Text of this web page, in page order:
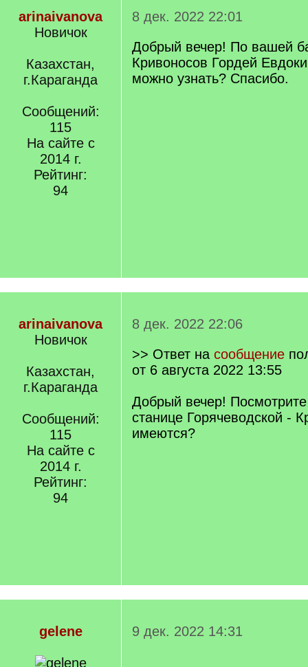
arinaivanova
Новичок
Казахстан,
г.Караганда
Сообщений:
115
На сайте с
2014 г.
Рейтинг:
94
8 дек. 2022 22:01
Добрый вечер! По вашей
Кривоносов Гордей
можно узнать? Спасибо.
arinaivanova
Новичок
Казахстан,
г.Караганда
Сообщений:
115
На сайте с
2014 г.
Рейтинг:
94
8 дек. 2022 22:06
>> Ответ на сообщение
от 6 августа 2022 13:55
Добрый вечер!
станице Горячеводской -
имеются?
gelene 9 дек. 2022 14:31